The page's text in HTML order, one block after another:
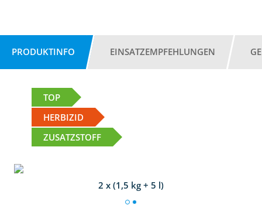
PRODUKTINFO EINSATZEMPFEHLUNGEN
TOP
HERBIZID
ZUSATZSTOFF
2 x (1,5 kg + 5 l)